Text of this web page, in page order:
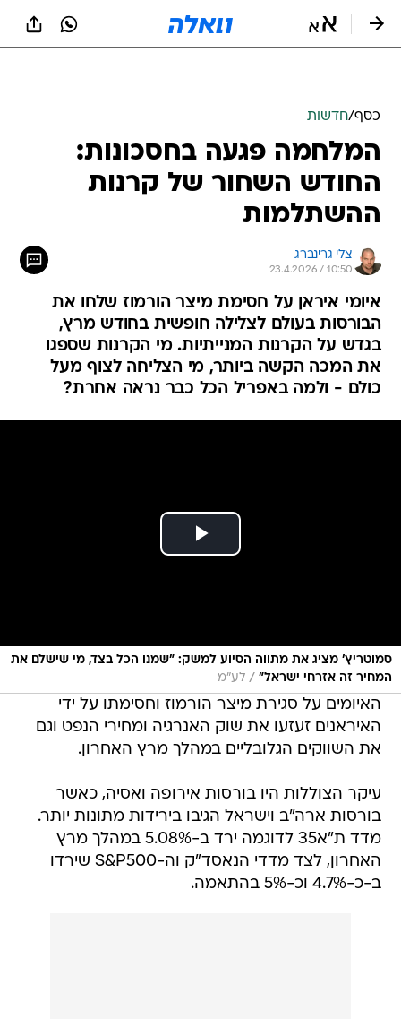
כסף/חדשות
המלחמה פגעה בחסכונות:
החודש השחור של קרנות
ההשתלמות
צלי גרינברג
23.4.2026 / 10:50
איומי איראן על חסימת מיצר הורמוז שלחו את
הבורסות בעולם לצלילה חופשית בחודש מרץ,
בגדש על הקרנות המנייתיות. מי הקרנות שספגו
את המכה הקשה ביותר, מי הצליחה לצוף מעל
כולם - ולמה באפריל הכל כבר נראה אחרת?
סמוטריץ' מציג את מתווה הסיוע למשק: "שמנו הכל בצד, מי שישלם את
המחיר זה אזרחי ישראל" / לע"מ
האיומים על סגירת מיצר הורמוז וחסימתו על ידי
האיראנים זעזעו את שוק האנרגיה ומחירי הנפט וגם
את השווקים הגלובליים במהלך מרץ האחרון.
עיקר הצוללות היו בורסות אירופה ואסיה, כאשר
בורסות ארה"ב וישראל הגיבו בירידות מתונות יותר.
מדד ת"א35 לדוגמה ירד ב-5.08% במהלך מרץ
האחרון, לצד מדדי הנאסד"ק וה-S&P500 שירדו
ב-כ-4.7% וכ-5% בהתאמה.